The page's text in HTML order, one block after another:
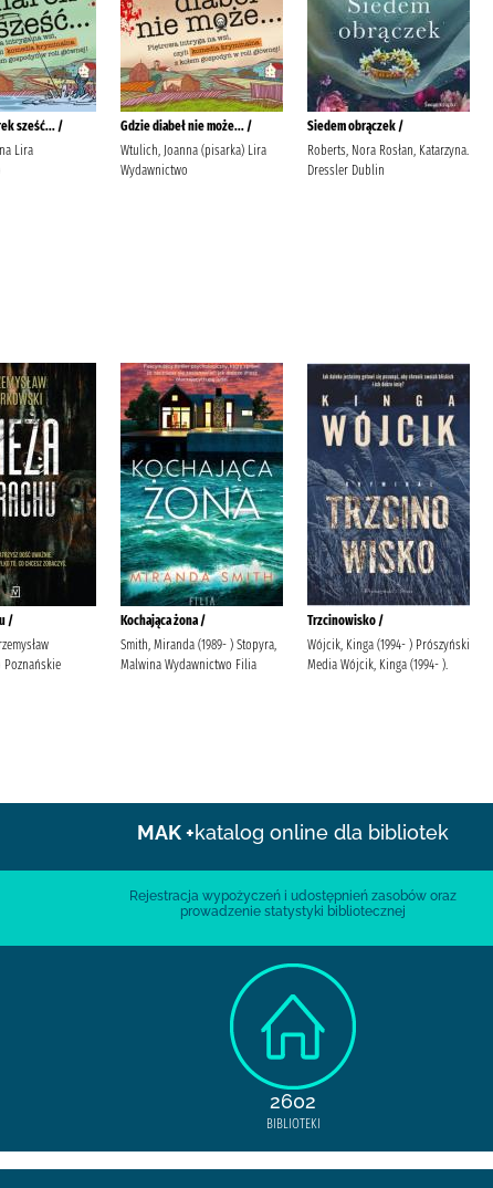
sześć... /
Lira
Gdzie diabeł nie może... /
Wtulich, Joanna (pisarka) Lira
Wydawnictwo
Siedem obrączek /
Roberts, Nora Rosłan, Katarzyna.
Dressler Dublin
/
Poznańskie
Kochająca żona /
Smith, Miranda (1989- ) Stopyra,
Malwina Wydawnictwo Filia
Trzcinowisko /
Wójcik, Kinga (1994- ) Prószyński
Media Wójcik, Kinga (1994- ).
MAK +katalog online dla bibliotek
Rejestracja wypożyczeń i udostępnień zasobów oraz
prowadzenie statystyki bibliotecznej
2602
BIBLIOTEKI